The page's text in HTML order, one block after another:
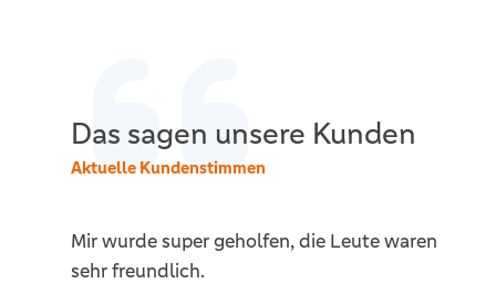
Das sagen unsere Kunden
Aktuelle Kundenstimmen
Mir wurde super geholfen, die Leute waren
sehr freundlich.